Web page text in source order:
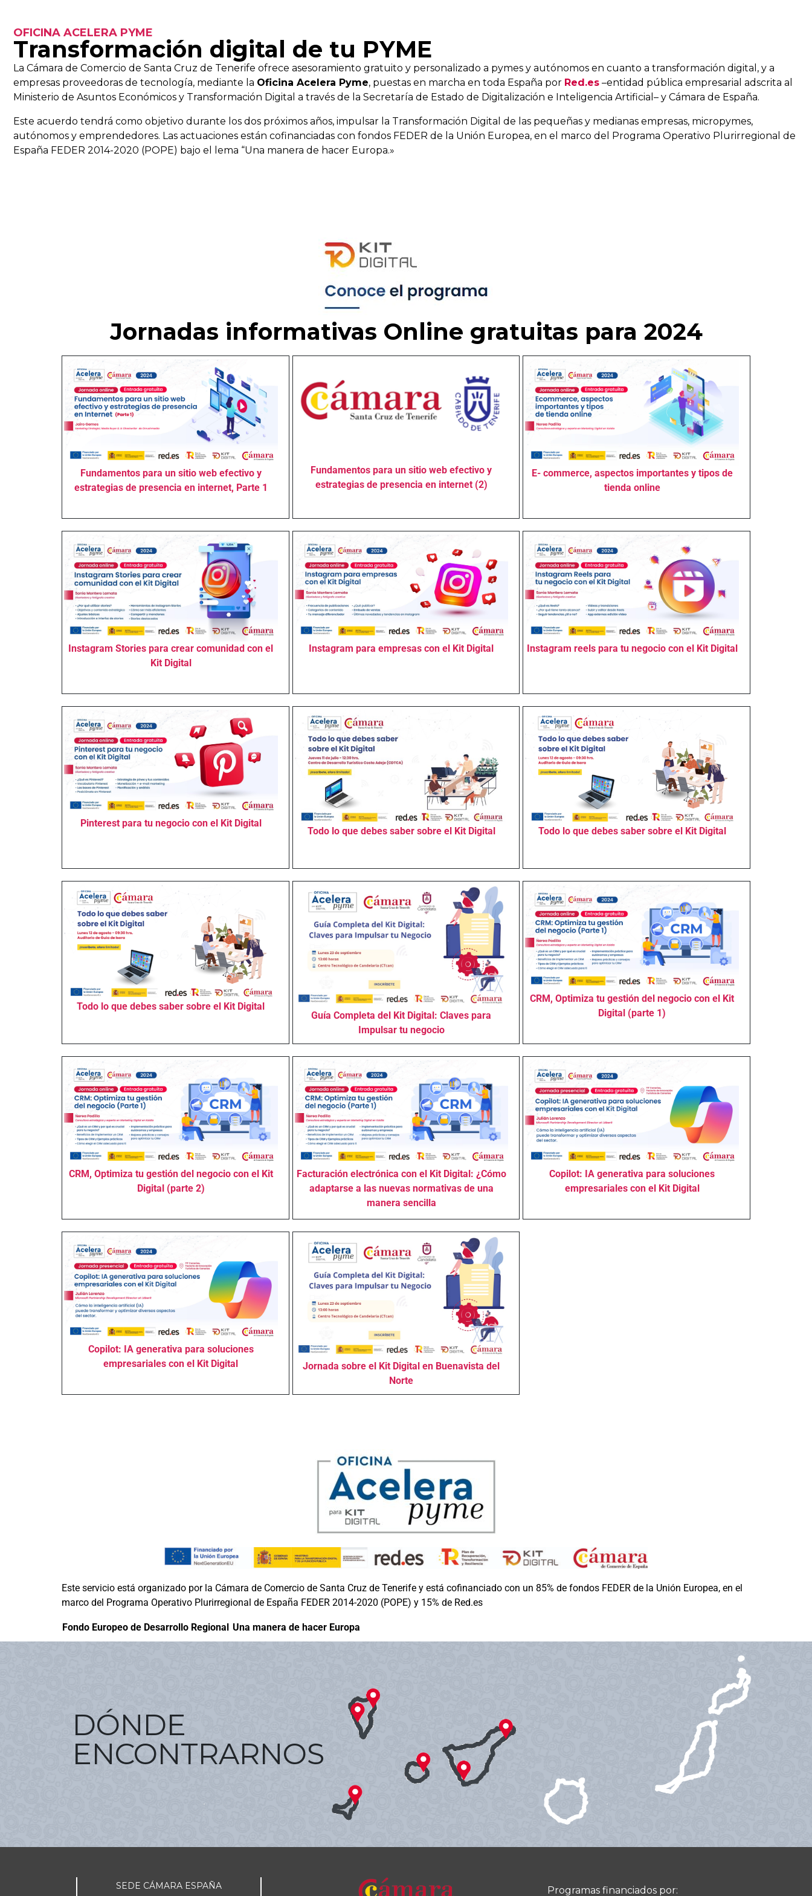
OFICINA ACELERA PYME
Transformación digital de tu PYME
La Cámara de Comercio de Santa Cruz de Tenerife ofrece asesoramiento gratuito y personalizado a pymes y autónomos en cuanto a transformación digital, y a
empresas proveedoras de tecnología, mediante la Oficina Acelera Pyme, puestas en marcha en toda España por Red.es –entidad pública empresarial adscrita al
Ministerio de Asuntos Económicos y Transformación Digital a través de la Secretaría de Estado de Digitalización e Inteligencia Artificial– y Cámara de España.
Este acuerdo tendrá como objetivo durante los dos próximos años, impulsar la Transformación Digital de las pequeñas y medianas empresas, micropymes,
autónomos y emprendedores. Las actuaciones están cofinanciadas con fondos FEDER de la Unión Europea, en el marco del Programa Operativo Plurirregional de
España FEDER 2014-2020 (POPE) bajo el lema “Una manera de hacer Europa.»
Jornadas informativas Online gratuitas para 2024
Fundamentos para un sitio web efectivo y
estrategias de presencia en internet, Parte 1
Fundamentos para un sitio web efectivo y
estrategias de presencia en internet (2)
E- commerce, aspectos importantes y tipos de
tienda online
Instagram Stories para crear comunidad con el
Kit Digital
Instagram para empresas con el Kit Digital Instagram reels para tu negocio con el Kit Digital
Pinterest para tu negocio con el Kit Digital
Todo lo que debes saber sobre el Kit Digital Todo lo que debes saber sobre el Kit Digital
Todo lo que debes saber sobre el Kit Digital
Guía Completa del Kit Digital: Claves para
Impulsar tu negocio
CRM, Optimiza tu gestión del negocio con el Kit
Digital (parte 1)
CRM, Optimiza tu gestión del negocio con el Kit
Digital (parte 2)
Facturación electrónica con el Kit Digital: ¿Cómo
adaptarse a las nuevas normativas de una
manera sencilla
Copilot: IA generativa para soluciones
empresariales con el Kit Digital
Copilot: IA generativa para soluciones
empresariales con el Kit Digital
Jornada sobre el Kit Digital en Buenavista del
Norte
Este servicio está organizado por la Cámara de Comercio de Santa Cruz de Tenerife y está cofinanciado con un 85% de fondos FEDER de la Unión Europea, en el
marco del Programa Operativo Plurirregional de España FEDER 2014-2020 (POPE) y 15% de Red.es
Fondo Europeo de Desarrollo Regional Una manera de hacer Europa
DÓNDE
ENCONTRARNOS
SEDE CÁMARA ESPAÑA Programas financiados por: